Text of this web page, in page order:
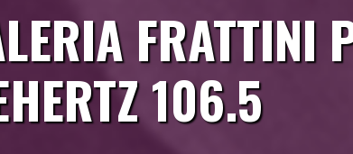
FRATTINI
106.5